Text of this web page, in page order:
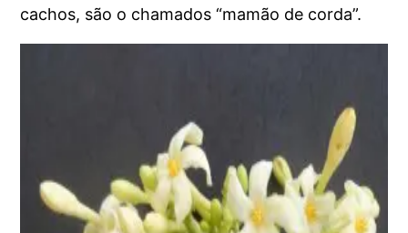
cachos, são o chamados “mamão de corda”.